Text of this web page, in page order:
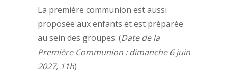
La première communion est aussi
proposée aux enfants et est préparée
au sein des groupes. (Date de la
Première Communion : dimanche 6 juin
2027, 11h)